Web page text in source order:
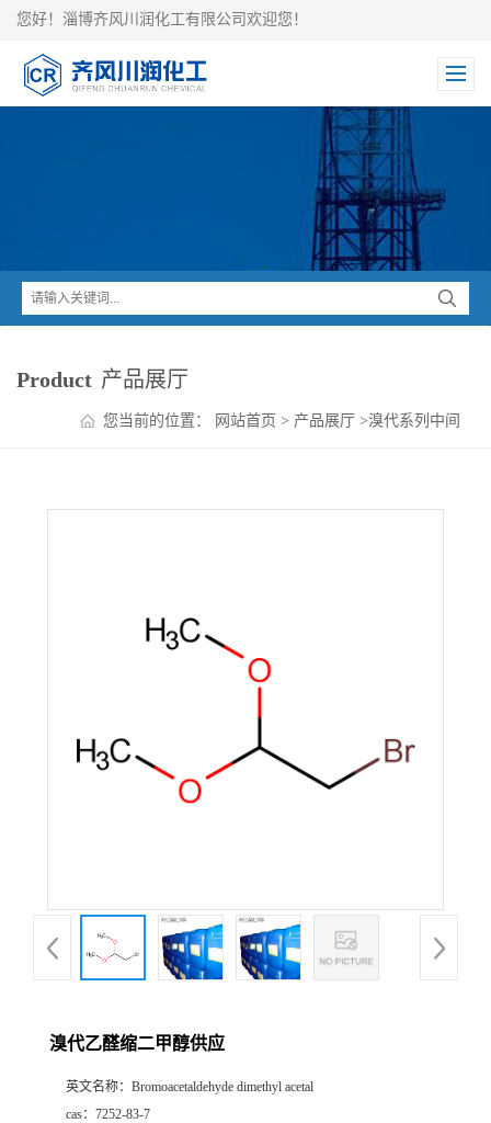
您好！淄博齐风川润化工有限公司欢迎您！
Product 产品展厅
您当前的位置： 网站首页 > 产品展厅 >溴代系列中间
溴代乙醛缩二甲醇供应
英文名称： Bromoacetaldehyde dimethyl acetal
cas： 7252-83-7